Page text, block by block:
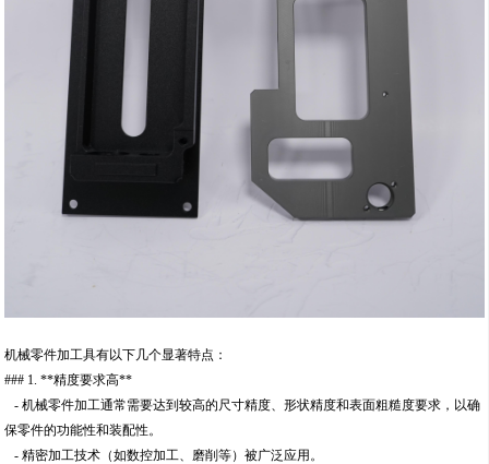
机械零件加工具有以下几个显著特点：
### 1. **精度要求高**
- 机械零件加工通常需要达到较高的尺寸精度、形状精度和表面粗糙度要求，以确
保零件的功能性和装配性。
- 精密加工技术（如数控加工、磨削等）被广泛应用。